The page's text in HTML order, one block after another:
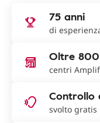
75 anni
di
Oltre 800
centri
Controllo
svolto